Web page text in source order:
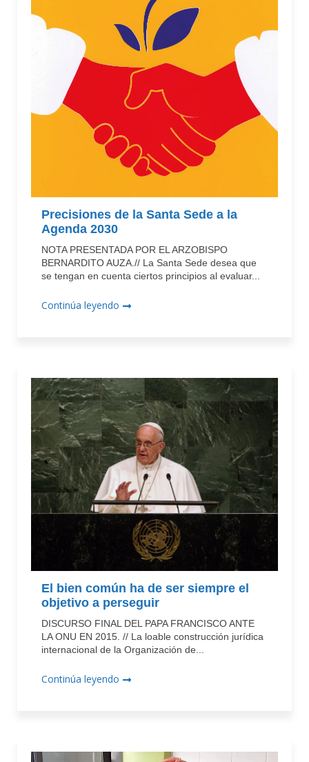
Precisiones de la Santa Sede a la
Agenda 2030
NOTA PRESENTADA POR EL ARZOBISPO
BERNARDITO AUZA.// La Santa Sede desea que
se tengan en cuenta ciertos principios al evaluar...
Continúa leyendo
El bien común ha de ser siempre el
objetivo a perseguir
DISCURSO FINAL DEL PAPA FRANCISCO ANTE
LA ONU EN 2015. // La loable construcción jurídica
internacional de la Organización de...
Continúa leyendo